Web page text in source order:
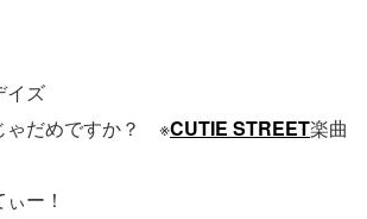
イズ
ゃだめですか？ ※CUTIE STREET楽曲
ー！